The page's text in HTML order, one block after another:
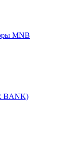
MNB
BANK)